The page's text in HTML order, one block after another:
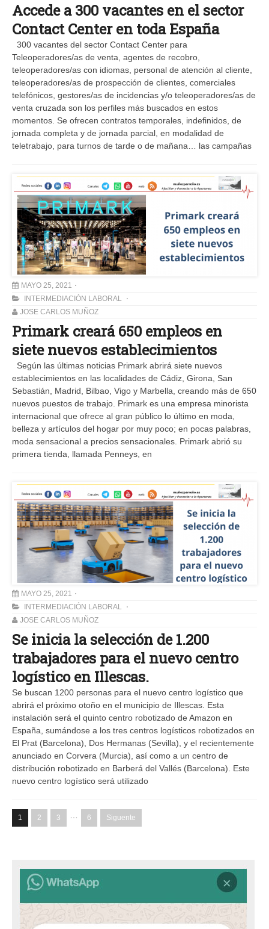
Accede a 300 vacantes en el sector
Contact Center en toda España
300 vacantes del sector Contact Center para
Teleoperadores/as de venta, agentes de recobro,
teleoperadores/as con idiomas, personal de atención al cliente,
teleoperadores/as de prospección de clientes, comerciales
telefónicos, gestores/as de incidencias y/o teleoperadores/as de
venta cruzada son los perfiles más buscados en estos
momentos. Se ofrecen contratos temporales, indefinidos, de
jornada completa y de jornada parcial, en modalidad de
teletrabajo, para turnos de tarde o de mañana… las campañas
MAYO 25, 2021
INTERMEDIACIÓN LABORAL
JOSE CARLOS MUÑOZ
Primark creará 650 empleos en
siete nuevos establecimientos
Según las últimas noticias Primark abrirá siete nuevos
establecimientos en las localidades de Cádiz, Girona, San
Sebastián, Madrid, Bilbao, Vigo y Marbella, creando más de 650
nuevos puestos de trabajo. Primark es una empresa minorista
internacional que ofrece al gran público lo último en moda,
belleza y artículos del hogar por muy poco; en pocas palabras,
moda sensacional a precios sensacionales. Primark abrió su
primera tienda, llamada Penneys, en
MAYO 25, 2021
INTERMEDIACIÓN LABORAL
JOSE CARLOS MUÑOZ
Se inicia la selección de 1.200
trabajadores para el nuevo centro
logístico en Illescas.
Se buscan 1200 personas para el nuevo centro logístico que
abrirá el próximo otoño en el municipio de Illescas. Esta
instalación será el quinto centro robotizado de Amazon en
España, sumándose a los tres centros logísticos robotizados en
El Prat (Barcelona), Dos Hermanas (Sevilla), y el recientemente
anunciado en Corvera (Murcia), así como a un centro de
distribución robotizado en Barberá del Vallés (Barcelona). Este
nuevo centro logístico será utilizado
1 2 3 … 6 Siguente